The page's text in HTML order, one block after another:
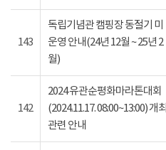
143
독립기념관 캠핑장 동절기 미
운영 안내(24년 12월 ~ 25년 2
월)
142
2024 유관순평화마라톤대회
(2024.11.17. 08:00~13:00) 개최
관련 안내